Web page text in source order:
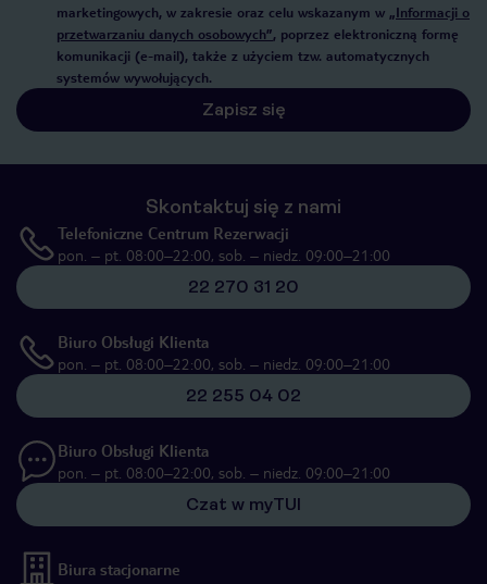
marketingowych, w zakresie oraz celu wskazanym w „Informacji o
przetwarzaniu danych osobowych”, poprzez elektroniczną formę
komunikacji (e-mail), także z użyciem tzw. automatycznych
systemów wywołujących.
Zapisz się
Skontaktuj się z nami
Telefoniczne Centrum Rezerwacji
pon. – pt. 08:00–22:00, sob. – niedz. 09:00–21:00
22 270 31 20
Biuro Obsługi Klienta
pon. – pt. 08:00–22:00, sob. – niedz. 09:00–21:00
22 255 04 02
Biuro Obsługi Klienta
pon. – pt. 08:00–22:00, sob. – niedz. 09:00–21:00
Czat w myTUI
Biura stacjonarne